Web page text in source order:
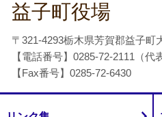
益子町役場
〒321-4293栃木県芳賀郡益子町
【電話番号】0285-72-2111（代
【Fax番号】0285-72-6430